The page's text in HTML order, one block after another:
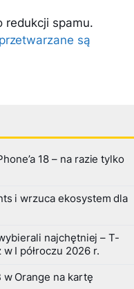
redukcji spamu.
są
18 – na razie tylko
i wrzuca ekosystem dla
najchętniej – T-
I półroczu 2026 r.
w Orange na kartę